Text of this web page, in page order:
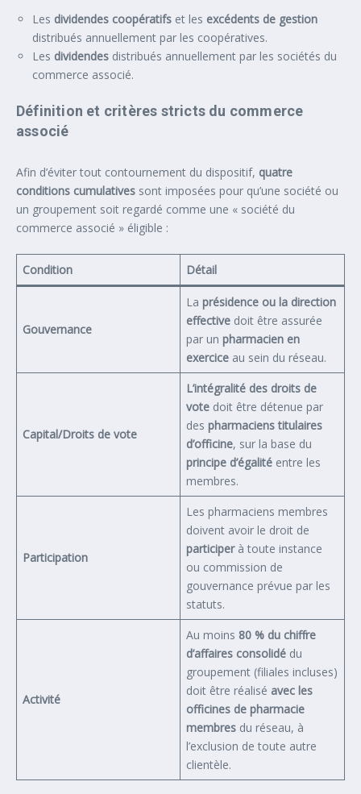
Les dividendes coopératifs et les excédents de gestion
distribués annuellement par les coopératives.
Les dividendes distribués annuellement par les sociétés du
commerce associé.
Définition et critères stricts du commerce
associé
Afin d’éviter tout contournement du dispositif, quatre
conditions cumulatives sont imposées pour qu’une société ou
un groupement soit regardé comme une « société du
commerce associé » éligible :
Condition Détail
Gouvernance
La présidence ou la direction
effective doit être assurée
par un pharmacien en
exercice au sein du réseau.
Capital/Droits de vote
L’intégralité des droits de
vote doit être détenue par
des pharmaciens titulaires
d’officine, sur la base du
principe d’égalité entre les
membres.
Participation
Les pharmaciens membres
doivent avoir le droit de
participerà toute instance
ou commission de
gouvernance prévue par les
statuts.
Activité
Au moins 80 % du chiffre
d’affaires consolidé du
groupement (filiales incluses)
doit être réalisé avec les
officines de pharmacie
membres du réseau, à
l’exclusion de toute autre
clientèle.